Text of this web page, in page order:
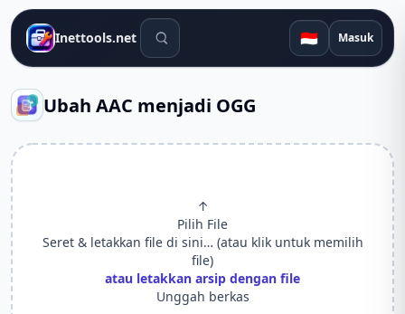
Inettools.net Alat pencarian 🇮🇩 Masuk
Ubah AAC menjadi OGG
↑
Pilih File
Seret & letakkan file di sini… (atau klik untuk memilih
file)
atau letakkan arsip dengan file
Unggah berkas